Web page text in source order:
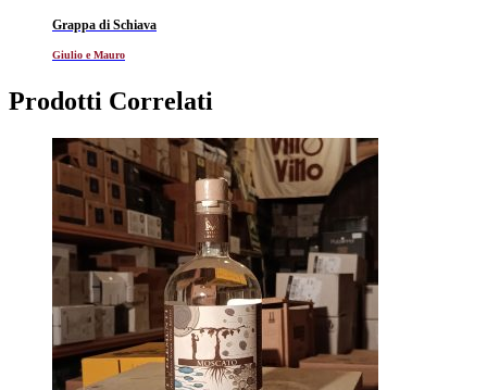
Grappa di Schiava
Giulio e Mauro
Prodotti Correlati